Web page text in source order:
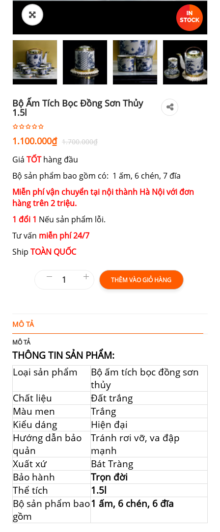
Bộ Ấm Tích Bọc Đồng Sơn Thủy
1.5l
1.700.000₫Giá
1.700.000₫.
1.100.000₫
Giá
là:
1.100.000₫.
Giá TỐThàng đầu
Bộ sản phẩm bao gồm có: 1 ấm, 6 chén, 7 đĩa
Miễn phí vận chuyển tại nội thành Hà Nội với đơn
hàng trên 2 triệu.
1 đổi 1 Nếu sản phẩm lỗi.
Tư vấn miễn phí 24/7
Ship TOÀN QUỐC
THÊM VÀO GIỎ HÀNG
MÔ TẢ
MÔ TẢ
THÔNG TIN SẢN PHẨM:
Loại sản phẩm
Bộ ấm tích bọc đồng sơn
thủy
Chất liệu
Đất trắng
Màu men
Trắng
Kiểu dáng
Hiện đại
Hướng dẫn bảo
quản
Tránh rơi vỡ, va đập
mạnh
Xuất xứ
Bát Tràng
Bảo hành
Trọn đời
Thể tích
1.5l
Bộ sản phẩm bao
gồm
1 ấm, 6 chén, 6 đĩa